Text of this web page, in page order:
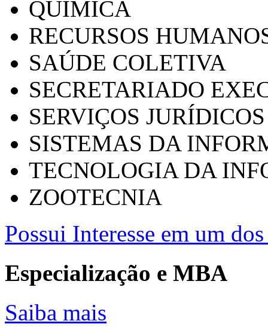
QUÍMICA
RECURSOS
SAÚDE COLETIVA
SECRETARIADO
SERVIÇOS
SISTEMAS DA
TECNOLOGIA DA
ZOOTECNIA
Possui Interesse em um
Especialização e MBA
Saiba mais